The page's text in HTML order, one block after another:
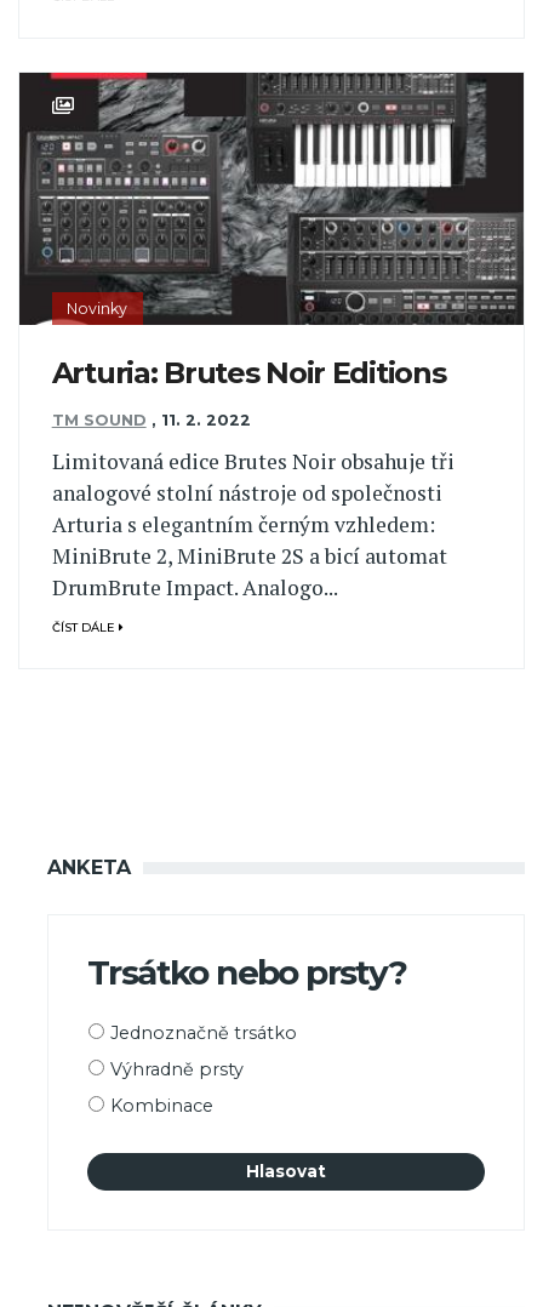
Novinky
Arturia: Brutes Noir Editions
TM SOUND , 11. 2. 2022
Limitovaná edice Brutes Noir obsahuje tři
analogové stolní nástroje od společnosti
Arturia s elegantním černým vzhledem:
MiniBrute 2, MiniBrute 2S a bicí automat
DrumBrute Impact. Analogo...
ČÍST DÁLE
ANKETA
Trsátko nebo prsty?
Možnosti
Jednoznačně trsátko
Výhradně prsty
Kombinace